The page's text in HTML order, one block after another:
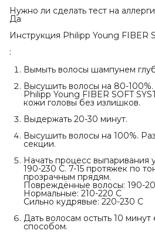
Нужно ли сделать тест на
Да
Инструкция Philipp Young FIBER
:
Вымыть волосы шампунем
Высушить волосы на 80-
Philipp Young FIBER SOFT
кожи головы без излишков.
Выдержать 20-30 минут.
Высушить волосы на 100%.
секции.
Начать процесс выпаривания
190-230 С. 7-15 протяжек по
прозрачным прядям.
Повреждённые волосы: 190-
Нормальные: 210-220 С
Сильно кудрявые: 220-230 С
Дать волосам остыть 10 минут
способом.